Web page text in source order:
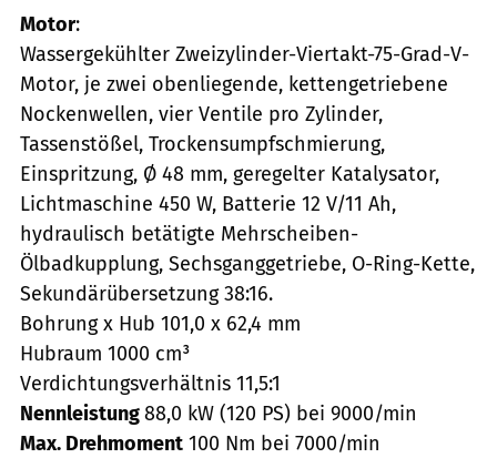
Motor:
Wassergekühlter Zweizylinder-Viertakt-75-Grad-V-
Motor, je zwei obenliegende, kettengetriebene
Nockenwellen, vier Ventile pro Zylinder,
Tassenstößel, Trockensumpfschmierung,
Einspritzung, Ø 48 mm, geregelter Katalysator,
Lichtmaschine 450 W, Batterie 12 V/11 Ah,
hydraulisch betätigte Mehrscheiben-
Ölbadkupplung, Sechsganggetriebe, O-Ring-Kette,
Sekundärübersetzung 38:16.
Bohrung x Hub 101,0 x 62,4 mm
Hubraum 1000 cm³
Verdichtungsverhältnis 11,5:1
Nennleistung88,0 kW (120 PS) bei 9000/min
Max. Drehmoment 100 Nm bei 7000/min